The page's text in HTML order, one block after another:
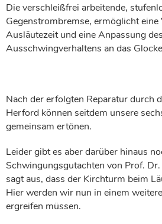
Die verschleißfrei arbeitende,
Gegenstrombremse, ermöglicht
Ausläutezeit und eine Anpassung des
Ausschwingverhaltens an das
Nach der erfolgten Reparatur durch
Herford können seitdem unsere
gemeinsam ertönen.
Leider gibt es aber darüber hinaus
Schwingungsgutachten von Prof.
sagt aus, dass der Kirchturm beim
Hier werden wir nun in einem
ergreifen müssen.